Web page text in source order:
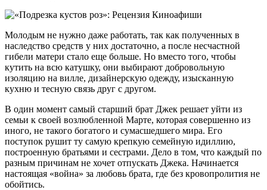
Молодым не нужно даже работать, так как полученных в
наследство средств у них достаточно, а после несчастной
гибели матери стало еще больше. Но вместо того, чтобы
кутить на всю катушку, они выбирают добровольную
изоляцию на вилле, дизайнерскую одежду, изысканную
кухню и тесную связь друг с другом.
В один момент самый старший брат Джек решает уйти из
семьи к своей возлюбленной Марте, которая совершенно из
иного, не такого богатого и сумасшедшего мира. Его
поступок рушит ту самую крепкую семейную идиллию,
построенную братьями и сестрами. Дело в том, что каждый по
разным причинам не хочет отпускать Джека. Начинается
настоящая «война» за любовь брата, где без кровопролития не
обойтись.